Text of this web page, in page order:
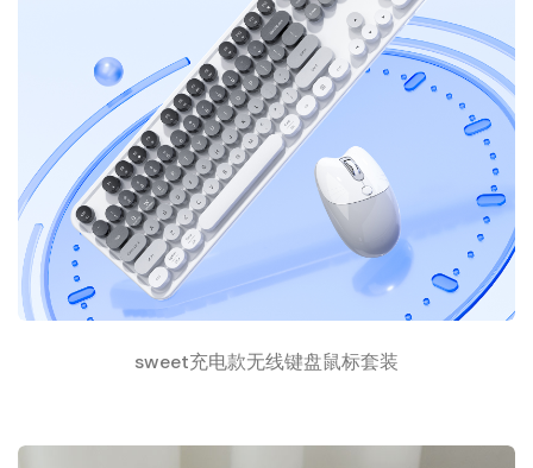
sweet充电款无线键盘鼠标套装